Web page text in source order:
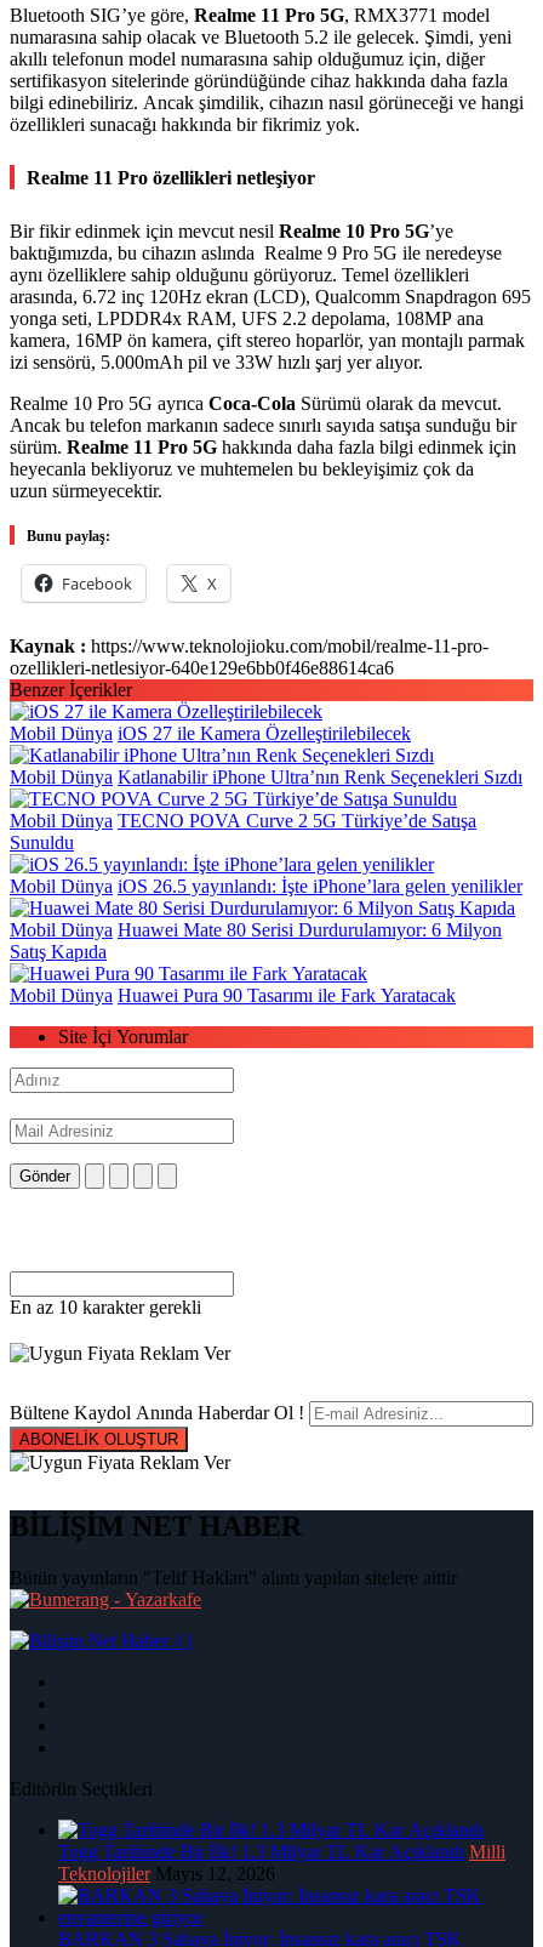
Bluetooth SIG’ye göre, Realme 11 Pro 5G, RMX3771 model
numarasına sahip olacak ve Bluetooth 5.2 ile gelecek. Şimdi, yeni
akıllı telefonun model numarasına sahip olduğumuz için, diğer
sertifikasyon sitelerinde göründüğünde cihaz hakkında daha fazla
bilgi edinebiliriz. Ancak şimdilik, cihazın nasıl görüneceği ve hangi
özellikleri sunacağı hakkında bir fikrimiz yok.
Realme 11 Pro özellikleri netleşiyor
Bir fikir edinmek için mevcut nesil Realme 10 Pro 5G’ye
baktığımızda, bu cihazın aslında Realme 9 Pro 5G ile neredeyse
aynı özelliklere sahip olduğunu görüyoruz. Temel özellikleri
arasında, 6.72 inç 120Hz ekran (LCD), Qualcomm Snapdragon 695
yonga seti, LPDDR4x RAM, UFS 2.2 depolama, 108MP ana
kamera, 16MP ön kamera, çift stereo hoparlör, yan montajlı parmak
izi sensörü, 5.000mAh pil ve 33W hızlı şarj yer alıyor.
Realme 10 Pro 5G ayrıca Coca-Cola Sürümü olarak da mevcut.
Ancak bu telefon markanın sadece sınırlı sayıda satışa sunduğu bir
sürüm. Realme 11 Pro 5G hakkında daha fazla bilgi edinmek için
heyecanla bekliyoruz ve muhtemelen bu bekleyişimiz çok da
uzun sürmeyecektir.
Bunu paylaş:
Facebook X
Kaynak : https://www.teknolojioku.com/mobil/realme-11-pro-
ozellikleri-netlesiyor-640e129e6bb0f46e88614ca6
Benzer İçerikler
Mobil Dünya iOS 27 ile Kamera Özelleştirilebilecek
Mobil Dünya Katlanabilir iPhone Ultra’nın Renk Seçenekleri Sızdı
Mobil Dünya TECNO POVA Curve 2 5G Türkiye’de Satışa
Sunuldu
Mobil Dünya iOS 26.5 yayınlandı: İşte iPhone’lara gelen yenilikler
Mobil Dünya Huawei Mate 80 Serisi Durdurulamıyor: 6 Milyon
Satış Kapıda
Mobil Dünya Huawei Pura 90 Tasarımı ile Fark Yaratacak
Site İçi Yorumlar
Gönder
En az 10 karakter gerekli
Bültene Kaydol Anında Haberdar Ol !
ABONELİK OLUŞTUR
BİLİŞİM NET HABER
Bütün yayınların "Telif Hakları" alıntı yapılan sitelere aittir
|
Editörün Seçtikleri
Togg Tarihinde Bir İlk! 1.3 Milyar TL Kar Açıklandı Milli
Teknolojiler Mayıs 12, 2026
BARKAN 3 Sahaya İniyor: İnsansız kara aracı TSK